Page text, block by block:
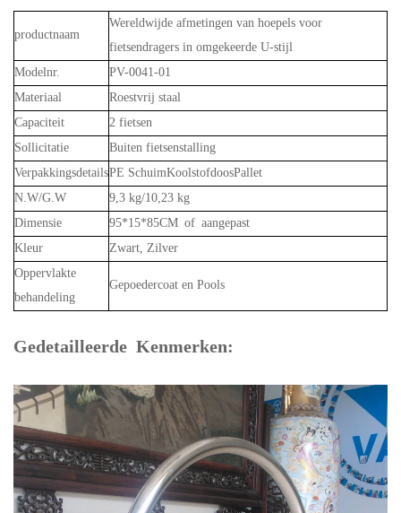
productnaam
Wereldwijde afmetingen van hoepels voor
fietsendragers in omgekeerde U-stijl
Modelnr.
PV-0041-01
Materiaal
Roestvrij staal
Capaciteit
2 fietsen
Sollicitatie
Buiten fietsenstalling
VerpakkingsdetailsPE SchuimKoolstofdoosPallet
N.W/G.W
9,3 kg/10,23 kg
Dimensie
95*15*85CM of aangepast
Kleur
Zwart, Zilver
Oppervlakte
behandeling
Gepoedercoat en Pools
Gedetailleerde Kenmerken: